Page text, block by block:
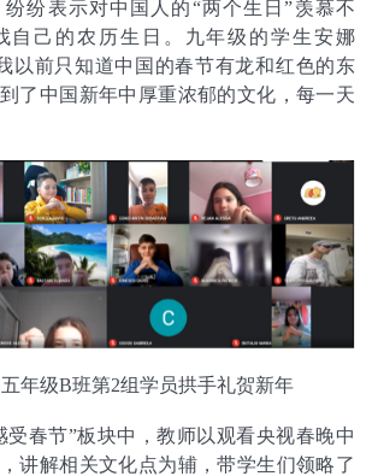
纷表示对中国人的“两个生日”羡慕不
自己的农历生日。九年级的学生安娜
以前只知道中国的春节有龙和红色的东
了中国新年中厚重浓郁的文化，每一天
年级B班第2组学员拱手礼贺新年
受春节”板块中，教师以观看央视春晚中
讲解相关文化点为辅，带学生们领略了